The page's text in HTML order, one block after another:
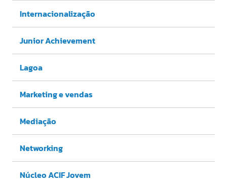
Internacionalização
Junior Achievement
Lagoa
Marketing e vendas
Mediação
Networking
Núcleo ACIF Jovem